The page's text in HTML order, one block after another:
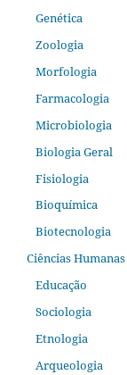
Genética
Zoologia
Morfologia
Farmacologia
Microbiologia
Biologia Geral
Fisiologia
Bioquímica
Biotecnologia
Ciências Humanas
Educação
Sociologia
Etnologia
Arqueologia